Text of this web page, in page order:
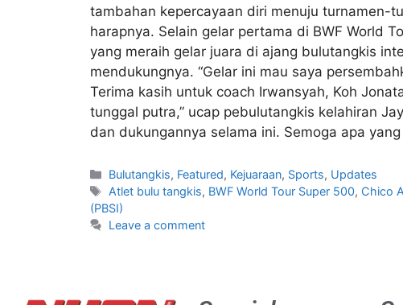
tambahan kepercayaan diri menuju turnamen-
harapnya. Selain gelar pertama di BWF World
yang meraih gelar juara di ajang bulutangkis
mendukungnya. “Gelar ini mau saya
Terima kasih untuk coach Irwansyah, Koh
tunggal putra,” ucap pebulutangkis kelahiran
dan dukungannya selama ini. Semoga apa
Bulutangkis, Featured, Kejuaraan, Sports, Updates
Atlet bulu tangkis, BWF World Tour Super 500, Chico
(PBSI)
Leave a comment